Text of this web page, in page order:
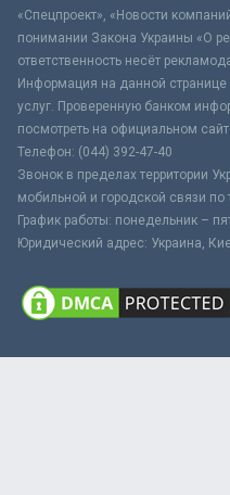
«Спецпроект», «Новости
понимании Закона Украины «О
ответственность несёт
Информация на данной
услуг. Проверенную банком
посмотреть на официальном
Телефон: (044) 392-47-40
Звонок в пределах территории
мобильной и городской связи по
График работы: понедельник –
Юридический адрес: Украина,